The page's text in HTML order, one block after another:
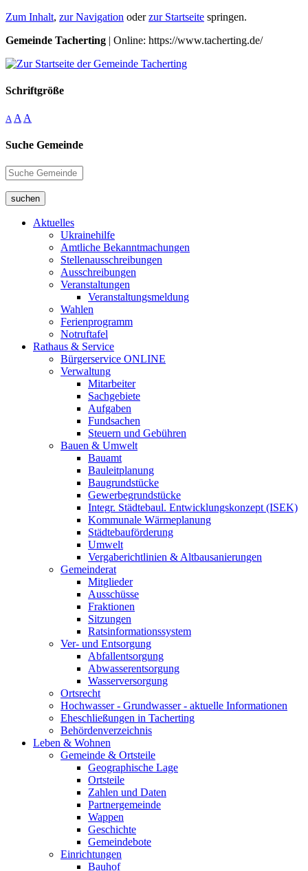
Zum Inhalt, zur Navigation oderzur Startseite springen.
Gemeinde Tacherting | Online: https://www.tacherting.de/
Schriftgröße
A A A
Suche Gemeinde
suchen
Aktuelles
Ukrainehilfe
Amtliche Bekanntmachungen
Stellenausschreibungen
Ausschreibungen
Veranstaltungen
Veranstaltungsmeldung
Wahlen
Ferienprogramm
Notruftafel
Rathaus & Service
Bürgerservice ONLINE
Verwaltung
Mitarbeiter
Sachgebiete
Aufgaben
Fundsachen
Steuern und Gebühren
Bauen & Umwelt
Bauamt
Bauleitplanung
Baugrundstücke
Gewerbegrundstücke
Integr. Städtebaul. Entwicklungskonzept (ISEK)
Kommunale Wärmeplanung
Städtebauförderung
Umwelt
Vergaberichtlinien & Altbausanierungen
Gemeinderat
Mitglieder
Ausschüsse
Fraktionen
Sitzungen
Ratsinformationssystem
Ver- und Entsorgung
Abfallentsorgung
Abwasserentsorgung
Wasserversorgung
Ortsrecht
Hochwasser - Grundwasser - aktuelle Informationen
Eheschließungen in Tacherting
Behördenverzeichnis
Leben & Wohnen
Gemeinde & Ortsteile
Geographische Lage
Ortsteile
Zahlen und Daten
Partnergemeinde
Wappen
Geschichte
Gemeindebote
Einrichtungen
Bauhof